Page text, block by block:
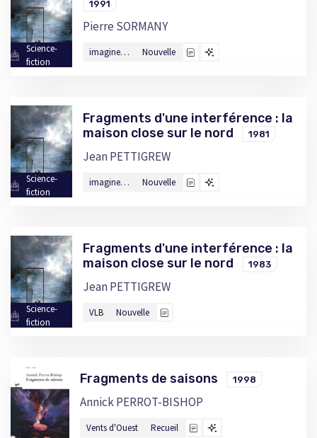
Science-
fiction
1991
Pierre SORMANY
imagine… Nouvelle
Science-
fiction
Fragments d'une interférence : la
maison close sur le nord
1981
Jean PETTIGREW
imagine… Nouvelle
Science-
fiction
Fragments d'une interférence : la
maison close sur le nord
1983
Jean PETTIGREW
VLB Nouvelle
Fragments de saisons 1998
Annick PERROT-BISHOP
Vents d'Ouest Recueil